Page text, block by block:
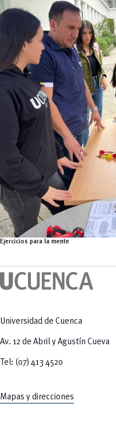
Ejercicios para la mente
Universidad de Cuenca
Av. 12 de Abril y Agustín Cueva
Tel: (07) 413 4520
Mapas y direcciones